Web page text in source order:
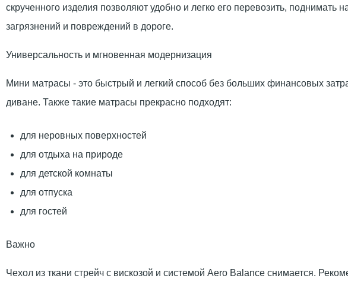
скрученного изделия позволяют удобно и легко его перевозить,
загрязнений и повреждений в дороге.
Универсальность и мгновенная модернизация
Мини матрасы - это быстрый и легкий способ без больших финансовых
диване. Также такие матрасы прекрасно подходят:
для неровных поверхностей
для отдыха на природе
для детской комнаты
для отпуска
для гостей
Важно
Чехол из ткани стрейч с вискозой и системой Aero Balance снимается.